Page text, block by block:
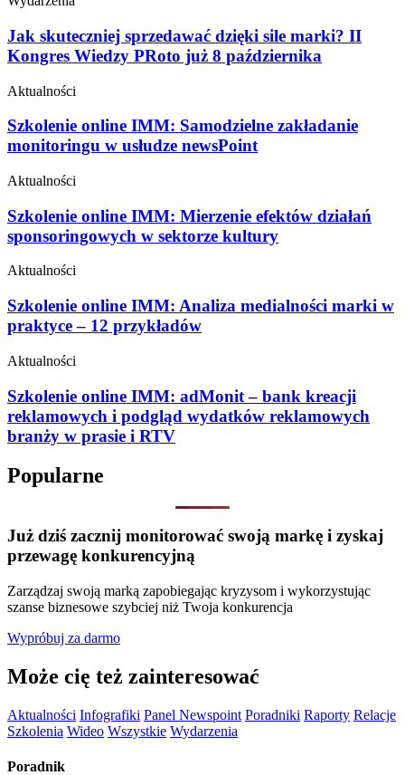
Jak skuteczniej sprzedawać dzięki sile marki? II
Kongres Wiedzy PRoto już 8 października
Aktualności
Szkolenie online IMM: Samodzielne zakładanie
monitoringu w usłudze newsPoint
Aktualności
Szkolenie online IMM: Mierzenie efektów działań
sponsoringowych w sektorze kultury
Aktualności
Szkolenie online IMM: Analiza medialności marki w
praktyce – 12 przykładów
Aktualności
Szkolenie online IMM: adMonit – bank kreacji
reklamowych i podgląd wydatków reklamowych
branży w prasie i RTV
Popularne
Już dziś zacznij monitorować swoją markę i zyskaj
przewagę konkurencyjną
Zarządzaj swoją marką zapobiegając kryzysom i wykorzystując
szanse biznesowe szybciej niż Twoja konkurencja
Wypróbuj za darmo
Może cię też zainteresować
Aktualności Infografiki Panel Newspoint Poradniki Raporty Relacje
Szkolenia Wideo Wszystkie Wydarzenia
Poradnik